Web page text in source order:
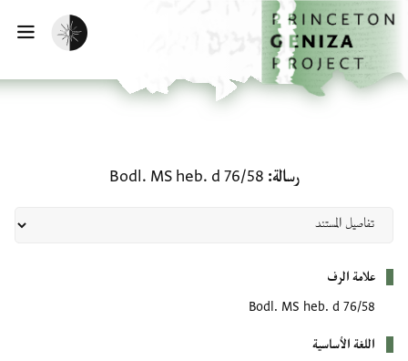
إلى المحتوى الرئيسي
الرئيسية
تفعيل الوضع المظلم
رسالة Bodl. MS heb. d 76/58
علامة الرف
Bodl. MS heb. d 76/58
اللغة الأساسية